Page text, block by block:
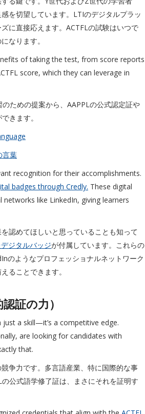
を切望しています。LTIのデジタルプラッ
に直接応えます。ACTFLの試験はいつで
なります。
of taking the test, from score reports
score, which they can leverage in
ための提案から、AAPPLの公式認定証や
きます。
言葉
recognition for their accomplishments.
badges through Credly. These digital
like LinkedIn, giving learners
認めてほしいと思っていることも知って
ジタルバッジが付属しています。これらの
のようなプロフェッショナルネットワーク
ることできます。
証の力）
a skill—it’s a competitive edge.
are looking for candidates with
that.
争力です。多言語産業、特に国際的な事
公式語学修了証は、まさにそれを証明す